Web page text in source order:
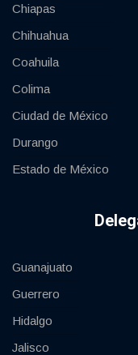
Chiapas
Chihuahua
Coahuila
Colima
Ciudad de México
Durango
Estado de México
Guanajuato
Guerrero
Hidalgo
Jalisco